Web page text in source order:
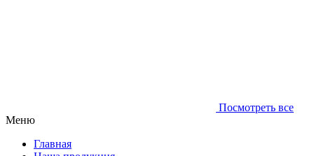
Посмотреть все
Меню
Главная